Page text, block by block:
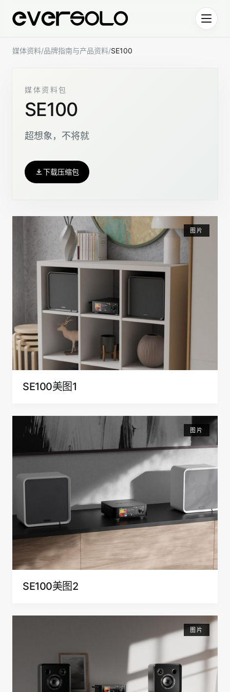
媒体资料/品牌指南与产品资料/SE100
媒体资料包
SE100
超想象，不将就
下载压缩包
图片
SE100美图1
图片
SE100美图2
图片